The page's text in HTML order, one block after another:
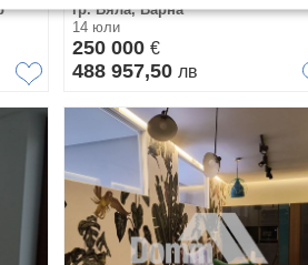
гр. Бяла, Варна
14 юли
250 000 €
488 957,50 лв